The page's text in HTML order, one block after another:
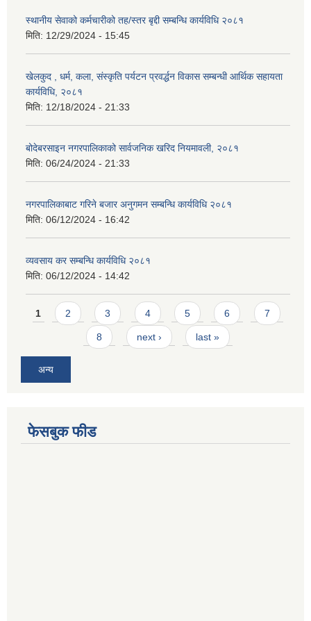
स्थानीय सेवाको कर्मचारीको तह/स्तर बृद्दी सम्बन्धि कार्यविधि २०८१
मिति: 12/29/2024 - 15:45
खेलकुद , धर्म, कला, संस्कृति पर्यटन प्रवर्द्धन विकास सम्बन्धी आर्थिक सहायता
कार्यविधि, २०८१
मिति: 12/18/2024 - 21:33
बोदेबरसाइन नगरपालिकाको सार्वजनिक खरिद नियमावली, २०८१
मिति: 06/24/2024 - 21:33
नगरपालिकाबाट गरिने बजार अनुगमन सम्बन्धि कार्यविधि २०८१
मिति: 06/12/2024 - 16:42
व्यवसाय कर सम्बन्धि कार्यविधि २०८१
मिति: 06/12/2024 - 14:42
Pages
1 2 3 4 5 6 7
8 next › last »
अन्य
फेसबुक फीड